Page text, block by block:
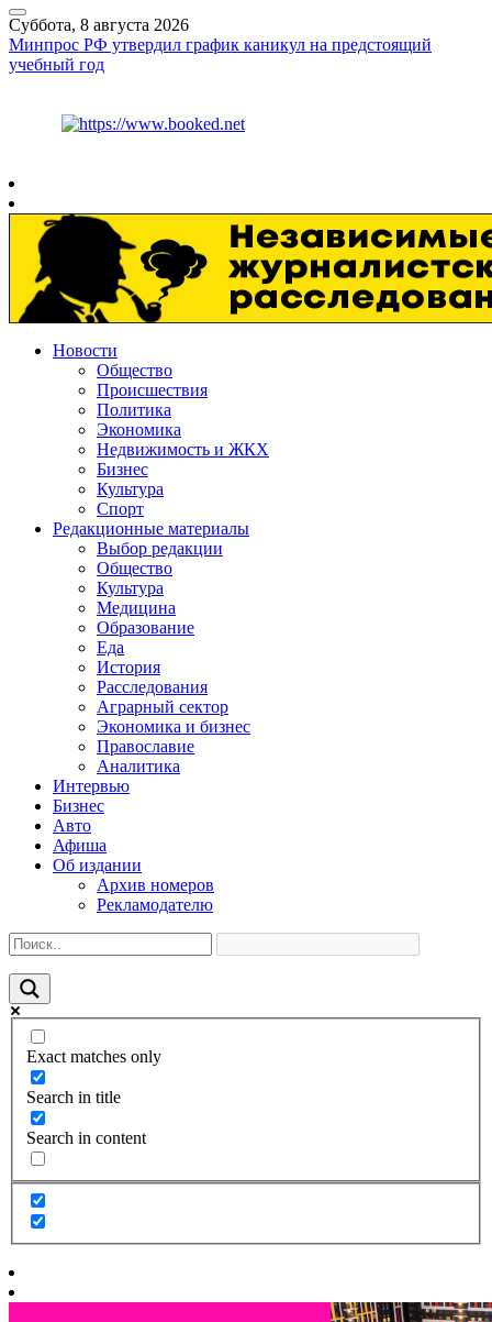
Суббота, 8 августа 2026
Минпрос РФ утвердил график каникул на предстоящий
учебный год
Новости
Общество
Происшествия
Политика
Экономика
Недвижимость и ЖКХ
Бизнес
Культура
Спорт
Редакционные материалы
Выбор редакции
Общество
Культура
Медицина
Образование
Еда
История
Расследования
Аграрный сектор
Экономика и бизнес
Православие
Аналитика
Интервью
Бизнес
Авто
Афиша
Об издании
Архив номеров
Рекламодателю
Exact matches only
Search in title
Search in content